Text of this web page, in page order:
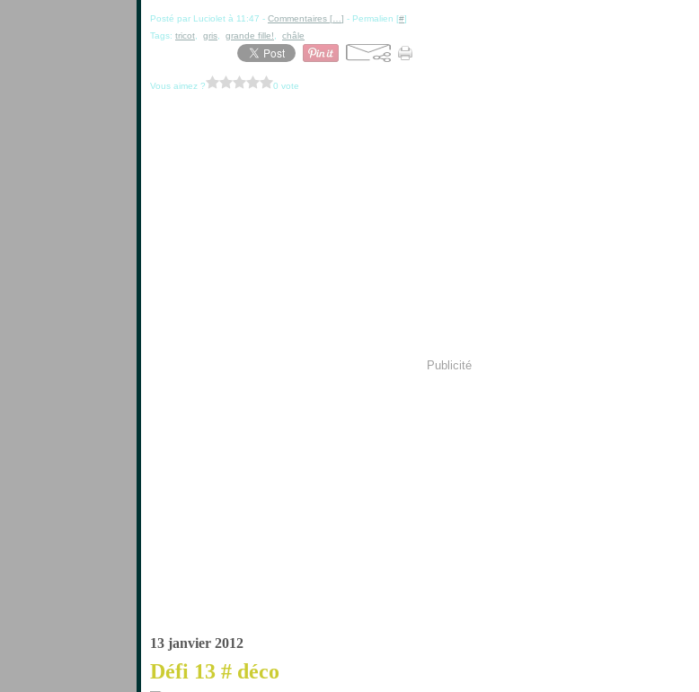
Posté par Luciolet à 11:47 - Commentaires [ ] - Permalien [#]
Tags: tricot gris grande fille! châle
Vous aimez ? 0 vote
Publicité
13 janvier 2012
Défi 13 # déco